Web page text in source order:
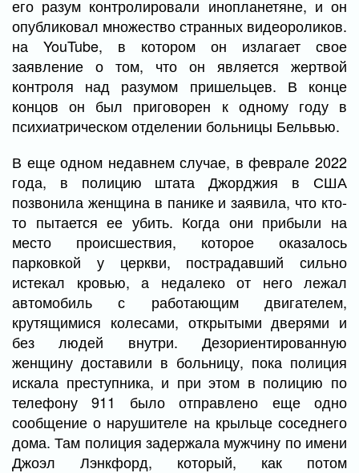
его разум контролировали инопланетяне, и он
опубликовал множество странных видеороликов.
на YouTube, в котором он излагает свое
заявление о том, что он является жертвой
контроля над разумом пришельцев. В конце
концов он был приговорен к одному году в
психиатрическом отделении больницы Бельвью.
В еще одном недавнем случае, в феврале 2022
года, в полицию штата Джорджия в США
позвонила женщина в панике и заявила, что кто-
то пытается ее убить. Когда они прибыли на
место происшествия, которое оказалось
парковкой у церкви, пострадавший сильно
истекал кровью, а недалеко от него лежал
автомобиль с работающим двигателем,
крутящимися колесами, открытыми дверями и
без людей внутри. Дезориентированную
женщину доставили в больницу, пока полиция
искала преступника, и при этом в полицию по
телефону 911 было отправлено еще одно
сообщение о нарушителе на крыльце соседнего
дома. Там полиция задержала мужчину по имени
Джоэл Лэнкфорд, который, как потом